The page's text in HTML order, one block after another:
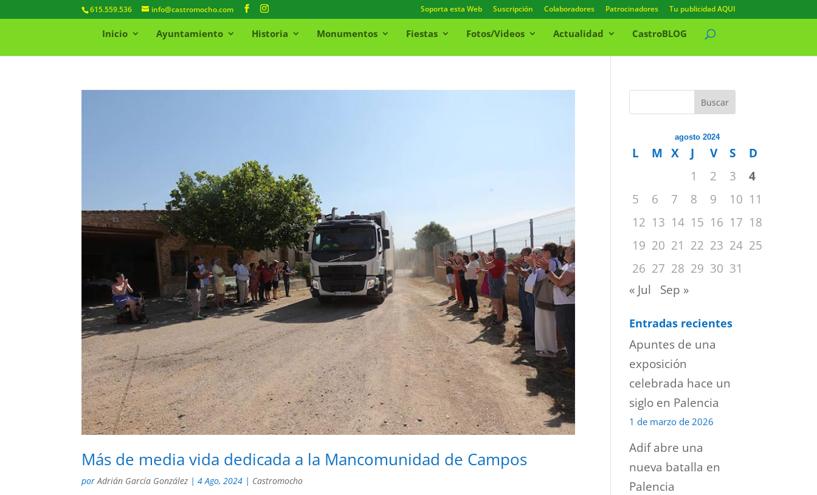
615.559.536 info@castromocho.com Soporta esta Web Suscripción Colaboradores Patrocinadores Tu publicidad AQUI
Inicio Ayuntamiento Historia Monumentos Fiestas Fotos/Videos Actualidad CastroBLOG
Más de media vida dedicada a la Mancomunidad de Campos
porAdrián García González |4 Ago, 2024 | Castromocho
Buscar
agosto 2024
L M X J V S
D
1
2 3
4
5
6 7 8 9 10 11
12 13 14 15 16 17 18
19 20 21 22 23 24 25
26 27 28 29 30 31
« Jul
Sep »
Entradas recientes
Apuntes de una
exposición
celebrada hace un
siglo en Palencia
1 de marzo de 2026
Adif abre una
nueva batalla en
Palencia